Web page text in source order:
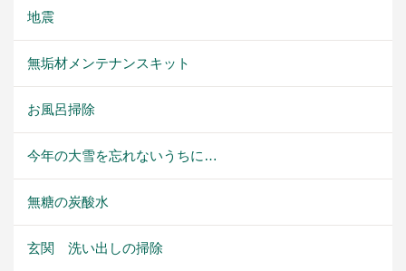
地震
無垢材メンテナンスキット
お風呂掃除
今年の大雪を忘れないうちに…
無糖の炭酸水
玄関 洗い出しの掃除